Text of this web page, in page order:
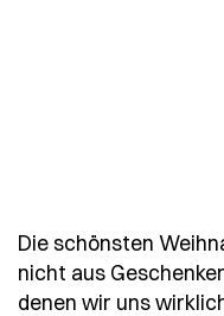
Die schönsten
nicht aus
denen wir uns